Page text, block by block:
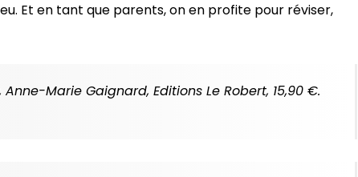
Et en tant que parents, on en profite pour réviser,
Anne-Marie Gaignard, Editions Le Robert, 15,90 €.